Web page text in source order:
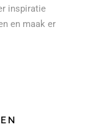
inspiratie
en maak er